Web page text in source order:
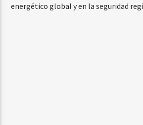
energético global y en la seguridad